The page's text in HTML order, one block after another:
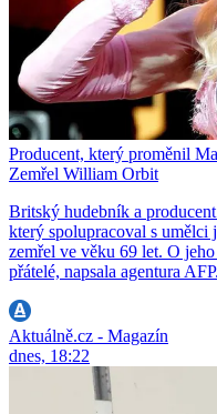
Producent, který proměnil
Zemřel William Orbit
Britský hudebník a
který spolupracoval s umělci
zemřel ve věku 69 let. O
přátelé, napsala agentura AFP.
Aktuálně.cz - Magazín
dnes, 18:22